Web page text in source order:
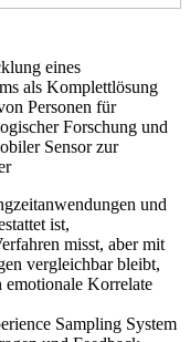
eines
als Komplettlösung
Personen für
Forschung und
Sensor zur
und
ist,
misst, aber mit
vergleichbar bleibt,
Korrelate
Sampling System